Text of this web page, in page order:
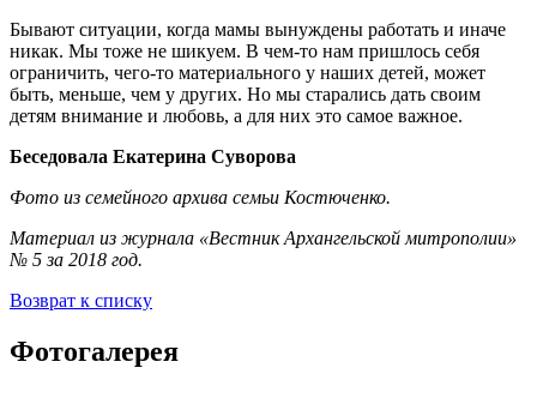
Бывают ситуации, когда мамы вынуждены работать и иначе
никак. Мы тоже не шикуем. В чем-то нам пришлось себя
ограничить, чего-то материального у наших детей, может
быть, меньше, чем у других. Но мы старались дать своим
детям внимание и любовь, а для них это самое важное.
Беседовала Екатерина Суворова
Фото из семейного архива семьи Костюченко.
Материал из журнала «Вестник Архангельской митрополии»
№ 5 за 2018 год.
Возврат к списку
Фотогалерея